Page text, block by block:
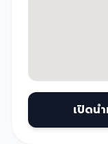
เปิดน